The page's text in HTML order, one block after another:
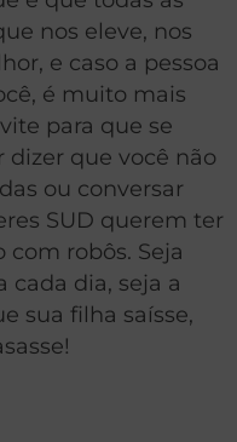
nos eleve, nos
e caso a pessoa
é muito mais
para que se
dizer que você não
ou conversar
SUD querem ter
robôs. Seja
cada dia, seja a
sua filha saísse,